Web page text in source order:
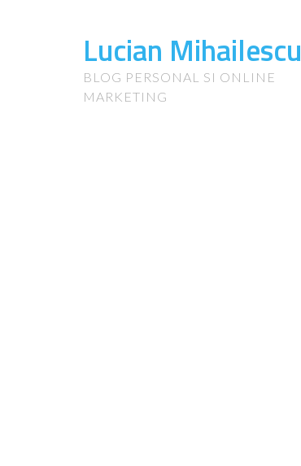
Lucian Mihailescu
BLOG PERSONAL SI ONLINE
MARKETING